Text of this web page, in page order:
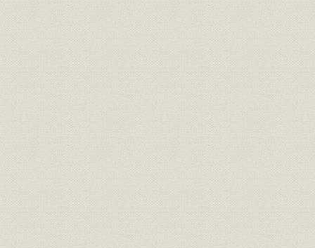
第十五章 灰燼十万巻
第十六章 明暗二重奏
第十七章 大逆事件とクリスマス
第十八章 明治の終焉